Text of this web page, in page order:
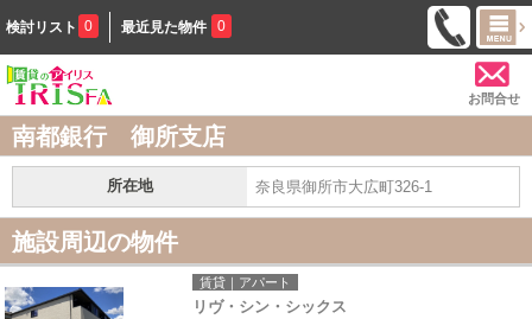
検討リスト 0 最近見た物件 0
お問合せ
南都銀行 御所支店
所在地 奈良県御所市大広町326-1
施設周辺の物件
賃貸｜アパート
リヴ・シン・シックス